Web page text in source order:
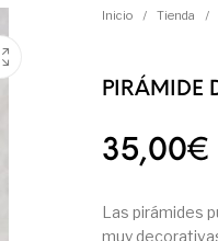
CONSUMO
Inicio / Tienda /
PIRÁMIDE
35,00€
Las pirámides
muy